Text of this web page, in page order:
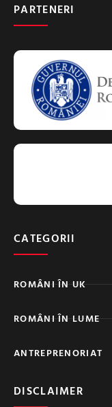
PARTENERI
CATEGORII
ROMÂNI ÎN UK
ROMÂNI ÎN LUME
ANTREPRENORIAT
DISCLAIMER